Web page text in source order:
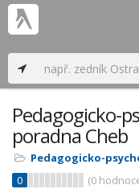
Pedagogicko-
poradna Cheb
Pedagogicko-
0
(0